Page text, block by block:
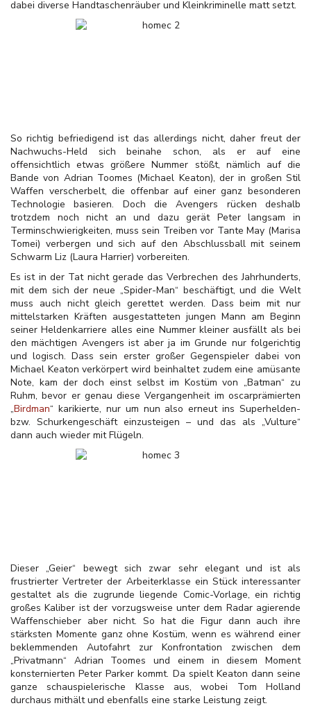
dabei diverse Handtaschenräuber und Kleinkriminelle matt setzt.
So richtig befriedigend ist das allerdings nicht, daher freut der
Nachwuchs-Held sich beinahe schon, als er auf eine
offensichtlich etwas größere Nummer stößt, nämlich auf die
Bande von Adrian Toomes (Michael Keaton), der in großen Stil
Waffen verscherbelt, die offenbar auf einer ganz besonderen
Technologie basieren. Doch die Avengers rücken deshalb
trotzdem noch nicht an und dazu gerät Peter langsam in
Terminschwierigkeiten, muss sein Treiben vor Tante May (Marisa
Tomei) verbergen und sich auf den Abschlussball mit seinem
Schwarm Liz (Laura Harrier) vorbereiten.
Es ist in der Tat nicht gerade das Verbrechen des Jahrhunderts,
mit dem sich der neue „Spider-Man“ beschäftigt, und die Welt
muss auch nicht gleich gerettet werden. Dass beim mit nur
mittelstarken Kräften ausgestatteten jungen Mann am Beginn
seiner Heldenkarriere alles eine Nummer kleiner ausfällt als bei
den mächtigen Avengers ist aber ja im Grunde nur folgerichtig
und logisch. Dass sein erster großer Gegenspieler dabei von
Michael Keaton verkörpert wird beinhaltet zudem eine amüsante
Note, kam der doch einst selbst im Kostüm von „Batman“ zu
Ruhm, bevor er genau diese Vergangenheit im oscarprämierten
„Birdman“ karikierte, nur um nun also erneut ins Superhelden-
bzw. Schurkengeschäft einzusteigen – und das als „Vulture“
dann auch wieder mit Flügeln.
Dieser „Geier“ bewegt sich zwar sehr elegant und ist als
frustrierter Vertreter der Arbeiterklasse ein Stück interessanter
gestaltet als die zugrunde liegende Comic-Vorlage, ein richtig
großes Kaliber ist der vorzugsweise unter dem Radar agierende
Waffenschieber aber nicht. So hat die Figur dann auch ihre
stärksten Momente ganz ohne Kostüm, wenn es während einer
beklemmenden Autofahrt zur Konfrontation zwischen dem
„Privatmann“ Adrian Toomes und einem in diesem Moment
konsternierten Peter Parker kommt. Da spielt Keaton dann seine
ganze schauspielerische Klasse aus, wobei Tom Holland
durchaus mithält und ebenfalls eine starke Leistung zeigt.